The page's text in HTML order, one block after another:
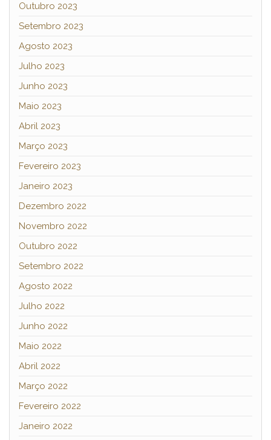
Outubro 2023
Setembro 2023
Agosto 2023
Julho 2023
Junho 2023
Maio 2023
Abril 2023
Março 2023
Fevereiro 2023
Janeiro 2023
Dezembro 2022
Novembro 2022
Outubro 2022
Setembro 2022
Agosto 2022
Julho 2022
Junho 2022
Maio 2022
Abril 2022
Março 2022
Fevereiro 2022
Janeiro 2022